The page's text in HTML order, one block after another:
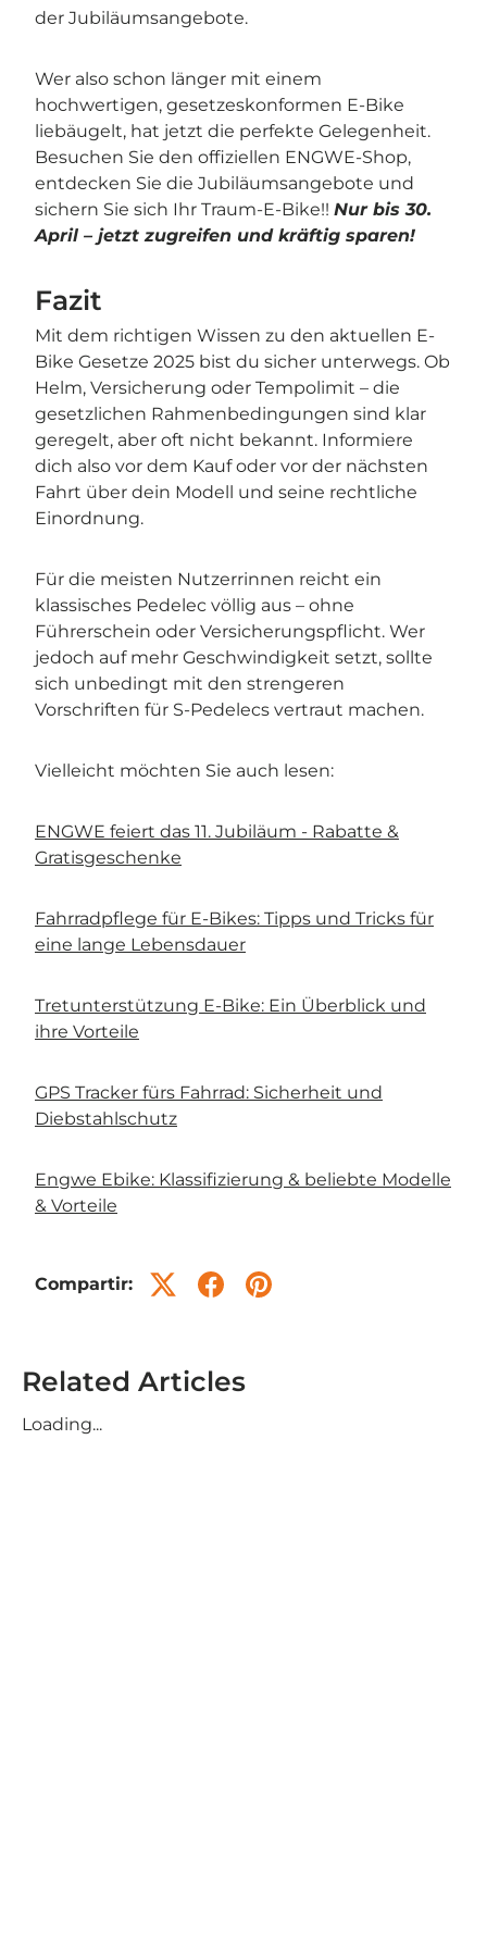
der Jubiläumsangebote.
Wer also schon länger mit einem
hochwertigen, gesetzeskonformen E-Bike
liebäugelt, hat jetzt die perfekte Gelegenheit.
Besuchen Sie den offiziellen ENGWE-Shop,
entdecken Sie die Jubiläumsangebote und
sichern Sie sich Ihr Traum-E-Bike!! Nur bis 30.
April – jetzt zugreifen und kräftig sparen!
Fazit
Mit dem richtigen Wissen zu den aktuellen E-
Bike Gesetze 2025 bist du sicher unterwegs. Ob
Helm, Versicherung oder Tempolimit – die
gesetzlichen Rahmenbedingungen sind klar
geregelt, aber oft nicht bekannt. Informiere
dich also vor dem Kauf oder vor der nächsten
Fahrt über dein Modell und seine rechtliche
Einordnung.
Für die meisten Nutzerrinnen reicht ein
klassisches Pedelec völlig aus – ohne
Führerschein oder Versicherungspflicht. Wer
jedoch auf mehr Geschwindigkeit setzt, sollte
sich unbedingt mit den strengeren
Vorschriften für S-Pedelecs vertraut machen.
Vielleicht möchten Sie auch lesen:
ENGWE feiert das 11. Jubiläum - Rabatte &
Gratisgeschenke
Fahrradpflege für E-Bikes: Tipps und Tricks für
eine lange Lebensdauer
Tretunterstützung E-Bike: Ein Überblick und
ihre Vorteile
GPS Tracker fürs Fahrrad: Sicherheit und
Diebstahlschutz
Engwe Ebike: Klassifizierung & beliebte Modelle
& Vorteile
Compartir:
Related Articles
Loading...